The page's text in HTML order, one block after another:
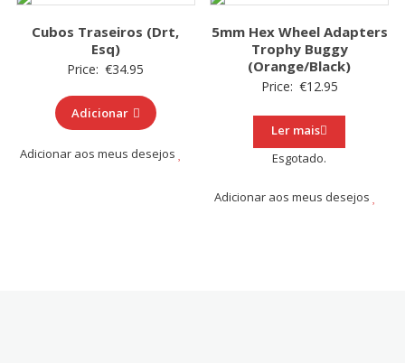
Cubos Traseiros (Drt,
Esq)
Price: €34.95
Adicionar
Adicionar aos meus desejos
5mm Hex Wheel Adapters
Trophy Buggy
(Orange/Black)
Price: €12.95
Ler mais
Esgotado.
Adicionar aos meus desejos